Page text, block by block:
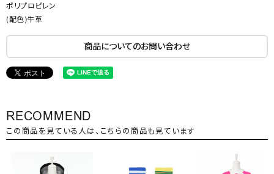
ポリプロピレン
(配色)牛革
商品についてのお問い合わせ
RECOMMEND
この商品を見ている人は、こちらの商品も見ています